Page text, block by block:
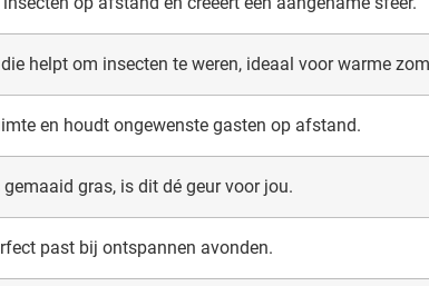
helpt om insecten te weren, ideaal voor warme
en houdt ongewenste gasten op afstand.
gras, is dit dé geur voor jou.
past bij ontspannen avonden.